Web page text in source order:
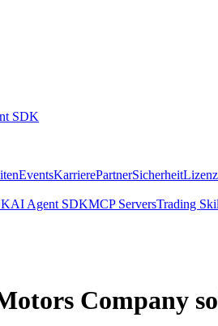
SDK
EventsKarrierePartnerSicherheit
AI Agent SDKMCP ServersTrading
Company